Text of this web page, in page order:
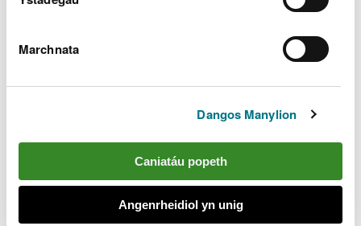
Marchnata
Dangos Manylion
Caniatáu popeth
Angenrheidiol yn unig
“Mae hyn yn newyddion ardderchog i bob
ddiweddariad cwbl angenrheidiol i
ganllawiau blaenorol ar gasglu abwyd
bydd ein habwyd yn cael ei ganfod.
“Dylai hyn sicrhau bod y cynefinoedd hyn
yn aros mewn cyflwr da er mwyn darparu
ffynhonnell gynaliadwy o’n habwyd gwyllt
ffres ar gyfer y dyfodol.”